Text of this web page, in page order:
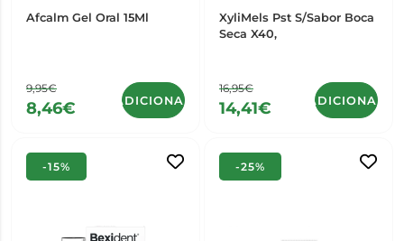
Afcalm Gel Oral 15Ml
9,95€
8,46€ ADICIONAR
XyliMels Pst S/Sabor Boca
Seca X40,
16,95€
14,41€ ADICIONAR
-15% -25%